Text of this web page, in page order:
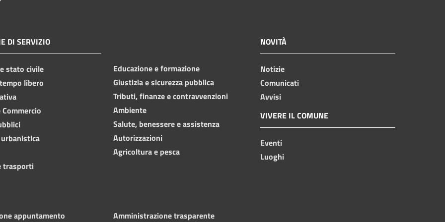
DI SERVIZIO
stato civile
libero
trasporti
Educazione e formazione
Giustizia e sicurezza pubblica
Tributi, finanze e contravvenzioni
Ambiente
Salute, benessere e assistenza
Autorizzazioni
Agricoltura e pesca
NOVITÀ
Notizie
Comunicati
Avvisi
VIVERE IL COMUNE
Eventi
Luoghi
appuntamento Amministrazione trasparente